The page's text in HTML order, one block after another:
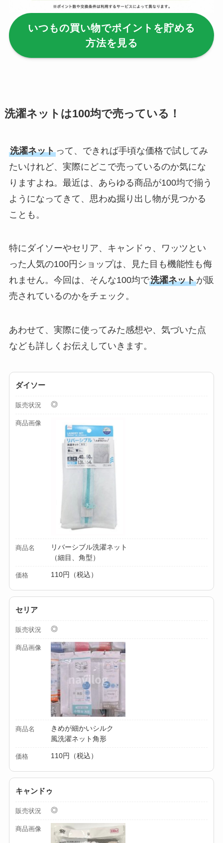
を徹底ガイド！
【100均】ダイソー/
セリア等でハンディ
ファンカバーは買え
【100均】ダイソー/
方とおすすめも紹
介！
【100均】ダイソー/
セリア等でスパイス
ドの違いもわかりや
【100均】ダイソー/
セリア等でチャイル
すめ通販も紹介！
セリア等でテントロ
いつもの買い物でポイントを貯める
方法を見る
洗濯ネットは100均で売っている！
洗濯ネットって、できれば手頃な価格で試してみ
たいけれど、実際にどこで売っているのか気にな
りますよね。最近は、あらゆる商品が100均で揃う
ようになってきて、思わぬ掘り出し物が見つかる
ことも。
特にダイソーやセリア、キャンドゥ、ワッツとい
った人気の100円ショップは、見た目も機能性も侮
れません。今回は、そんな100均で洗濯ネットが販
売されているのかをチェック。
あわせて、実際に使ってみた感想や、気づいた点
なども詳しくお伝えしていきます。
ダイソー
販売状況 ◎
商品画像
商品名
リバーシブル洗濯ネット
（細目、角型）
価格 110円（税込）
セリア
販売状況 ◎
商品画像
商品名
きめが細かいシルク
風洗濯ネット角形
価格 110円（税込）
キャンドゥ
販売状況 ◎
商品画像